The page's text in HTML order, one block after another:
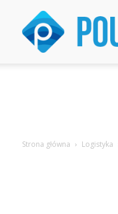
Pou.pl
Strona główna Logistyka